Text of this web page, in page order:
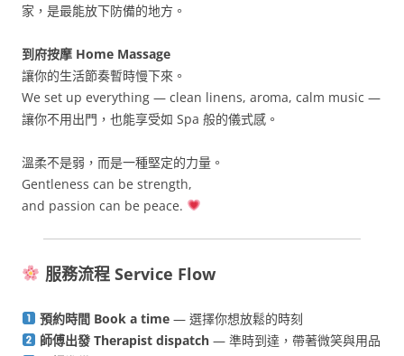
家，是最能放下防備的地方。
到府按摩 Home Massage
讓你的生活節奏暫時慢下來。
We set up everything — clean linens, aroma, calm music —
讓你不用出門，也能享受如 Spa 般的儀式感。
溫柔不是弱，而是一種堅定的力量。
Gentleness can be strength,
and passion can be peace.
服務流程 Service Flow
預約時間 Book a time— 選擇你想放鬆的時刻
師傅出發 Therapist dispatch— 準時到達，帶著微笑與用品